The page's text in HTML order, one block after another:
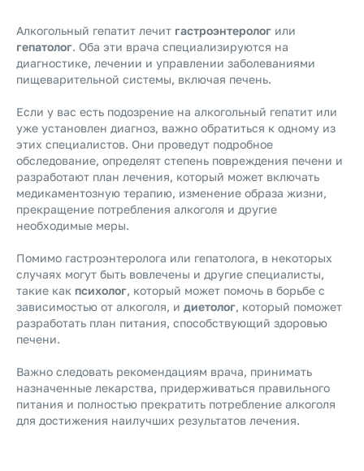
Алкогольный гепатит лечит гастроэнтеролог или
гепатолог. Оба эти врача специализируются на
диагностике, лечении и управлении заболеваниями
пищеварительной системы, включая печень.
Если у вас есть подозрение на алкогольный гепатит или
уже установлен диагноз, важно обратиться к одному из
этих специалистов. Они проведут подробное
обследование, определят степень повреждения печени и
разработают план лечения, который может включать
медикаментозную терапию, изменение образа жизни,
прекращение потребления алкоголя и другие
необходимые меры.
Помимо гастроэнтеролога или гепатолога, в некоторых
случаях могут быть вовлечены и другие специалисты,
такие как психолог, который может помочь в борьбе с
зависимостью от алкоголя, и диетолог, который поможет
разработать план питания, способствующий здоровью
печени.
Важно следовать рекомендациям врача, принимать
назначенные лекарства, придерживаться правильного
питания и полностью прекратить потребление алкоголя
для достижения наилучших результатов лечения.